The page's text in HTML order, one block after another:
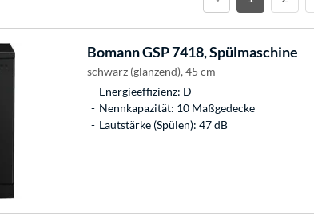
BomannGSP 7418, Spülmaschine
schwarz (glänzend), 45 cm
Energieeffizienz: D
Nennkapazität: 10 Maßgedecke
Lautstärke (Spülen): 47 dB